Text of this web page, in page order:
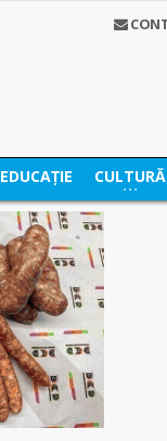
EDUCAȚIE CULTURĂ